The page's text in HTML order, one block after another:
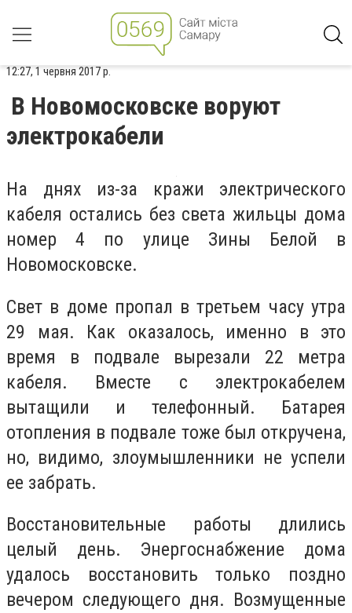
12:27, 1 червня 2017 р.
В Новомосковске воруют
электрокабели
На днях из-за кражи электрического
кабеля остались без света жильцы дома
номер 4 по улице Зины Белой в
Новомосковске.
Свет в доме пропал в третьем часу утра
29 мая. Как оказалось, именно в это
время в подвале вырезали 22 метра
кабеля. Вместе с электрокабелем
вытащили и телефонный. Батарея
отопления в подвале тоже был откручена,
но, видимо, злоумышленники не успели
ее забрать.
Восстановительные работы длились
целый день. Энергоснабжение дома
удалось восстановить только поздно
вечером следующего дня. Возмущенные